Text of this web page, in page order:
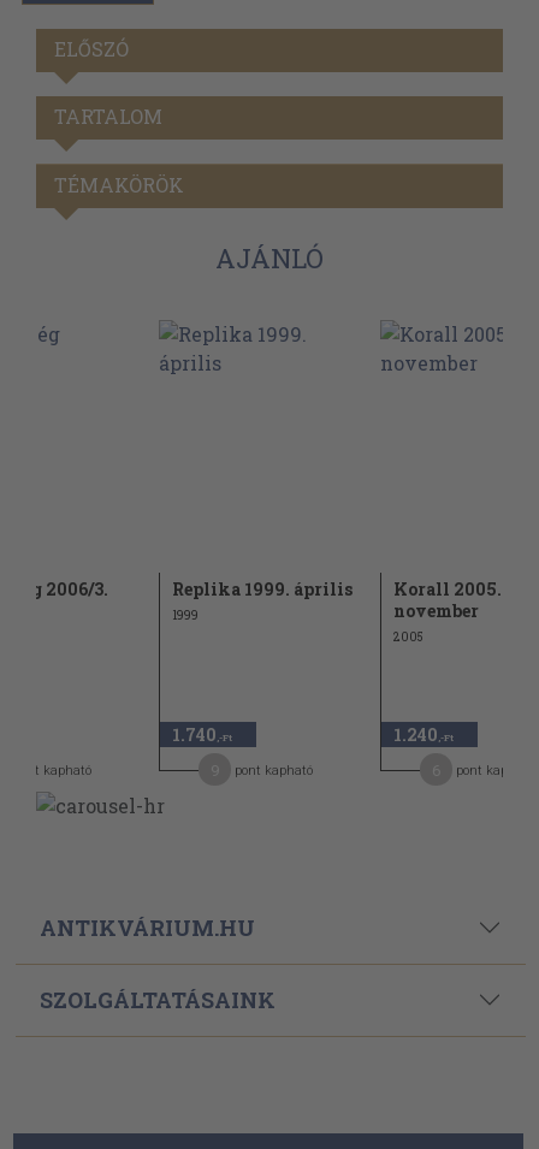
ELŐSZÓ
TARTALOM
TÉMAKÖRÖK
AJÁNLÓ
2006/3.
pont kapható
Replika 1999. április
1999
1.740 ,-Ft
pont kapható
Korall 2005.
november
2005
1.240 ,-Ft
pont kapható
ANTIKVÁRIUM.HU
SZOLGÁLTATÁSAINK